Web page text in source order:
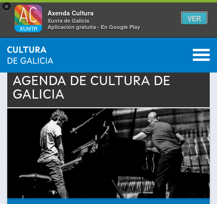
×
Axenda Cultura
Xunta de Galicia
Aplicación gratuíta - En Google Play
VER
Se
encuentra
INICIO › ACTUALIDAD 0
AGENDA DE CULTURA DE
GALICIA